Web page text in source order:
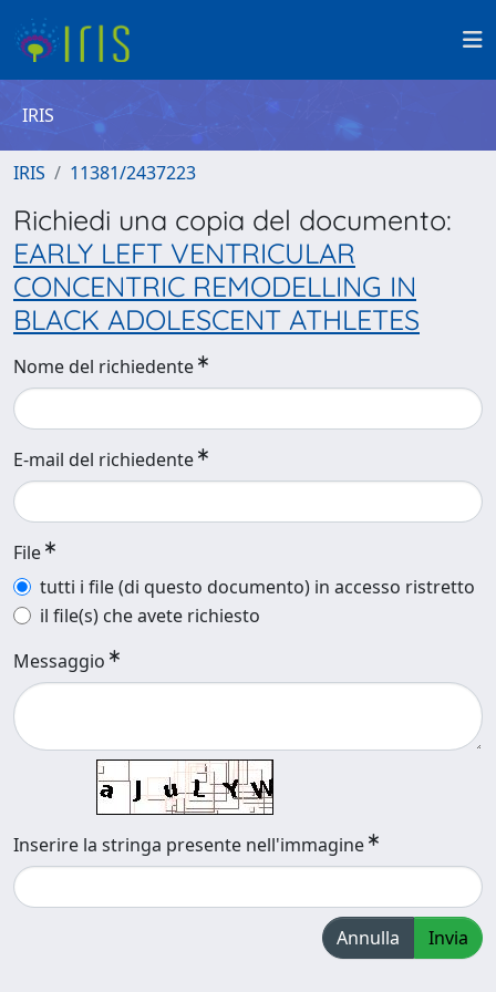
IRIS
IRIS 11381/2437223
Richiedi una copia del documento:
EARLY LEFT VENTRICULAR
CONCENTRIC REMODELLING IN
BLACK ADOLESCENT ATHLETES
Nome del richiedente
E-mail del richiedente
File
tutti i file (di questo documento) in accesso ristretto
il file(s) che avete richiesto
Messaggio
Inserire la stringa presente nell'immagine
Annulla Invia